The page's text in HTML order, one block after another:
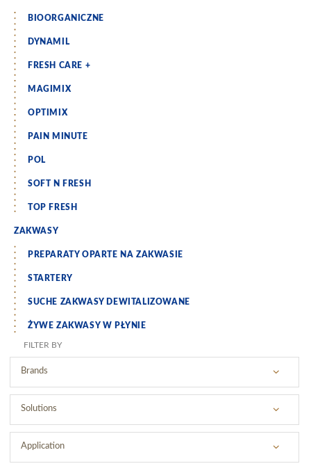
BIOORGANICZNE
DYNAMIL
FRESH CARE +
MAGIMIX
OPTIMIX
PAIN MINUTE
POL
SOFT N FRESH
TOP FRESH
ZAKWASY
PREPARATY OPARTE NA ZAKWASIE
STARTERY
SUCHE ZAKWASY DEWITALIZOWANE
ŻYWE ZAKWASY W PŁYNIE
FILTER BY
Brands
BRAND 3
Solutions
Application